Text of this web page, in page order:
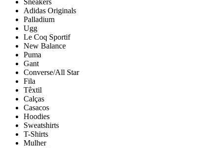
Adidas Originals
Palladium
Ugg
Le Coq Sportif
New Balance
Puma
Gant
Converse/All Star
Fila
Têxtil
Calças
Casacos
Hoodies
Sweatshirts
T-Shirts
Mulher